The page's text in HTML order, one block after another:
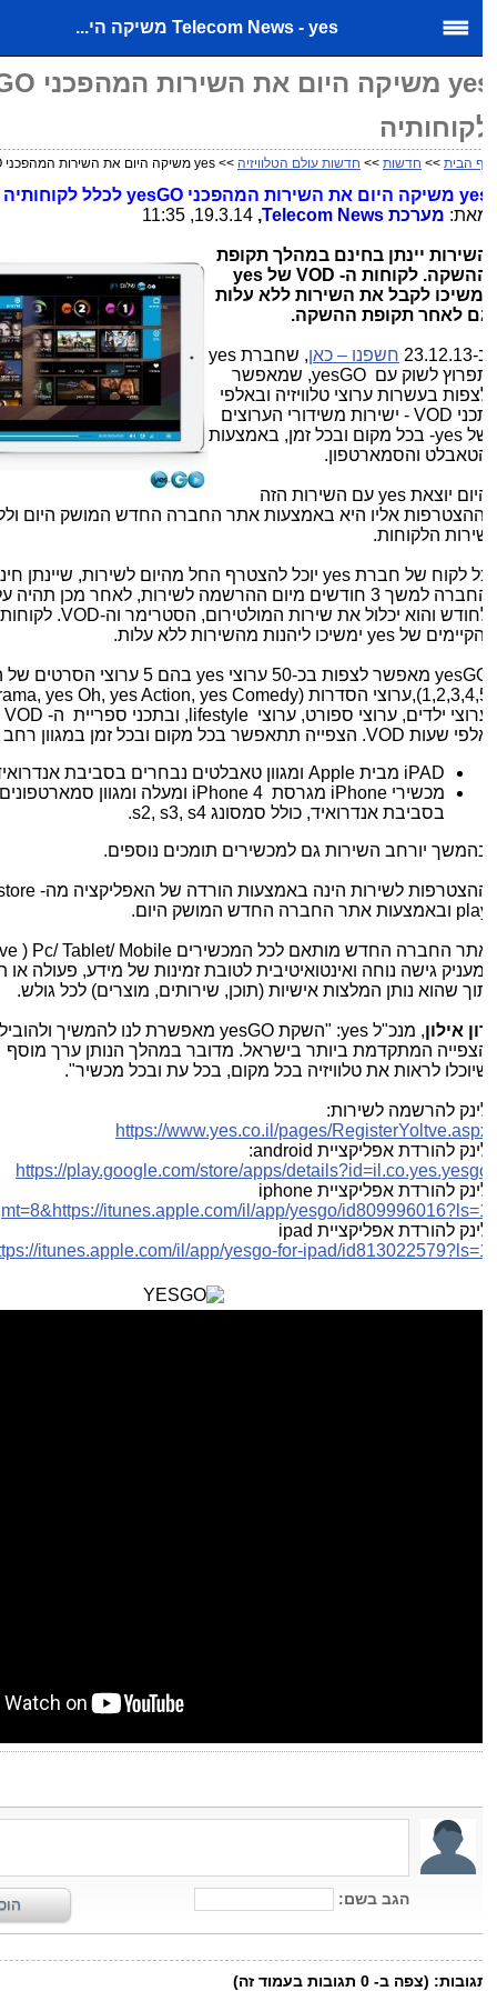
Telecom News - yes משיקה הי...
הבית>>חדשות>>חדשות עולם הטלוויזיה>> yes משיקה היום את השירות המהפכני yesGO לכלל לקוחותיה
משיקה היום את השירות המהפכניyesGOלכלל לקוחותיה
מערכתTelecom News
,
19.3.14, 11:35
יינתן בחינם במהלך תקופת
לקוחות ה-VODשלyes
לקבל את השירות ללא עלות
לאחר תקופת ההשקה.
חשפנו – כאן, שחברתyes
לשוק עםyesGO, שמאפשר
בעשרות ערוצי טלוויזיה ובאלפי
VOD- ישירות משידורי הערוצים
yes- בכל מקום ובכל זמן, באמצעות
והסמארטפון.
יוצאתyesעם השירות הזה
אליו היא באמצעות אתר החברה החדש המושק היום וללא
הלקוחות.
לקוח של חברתyesיוכל להצטרף החל מהיום לשירות, שיינתן
והוא יכלול את שירות המולטירום, הסטרימר וה-VOD. לקוחות
שלyesימשיכו ליהנות מהשירות ללא עלות.
מאפשר לצפות בכ-50 ערוצי yesבהם 5 ערוצי הסרטים של החברה (
),ערוצי הסדרות (yes Oh, yes Action, yes Comedy
ילדים, ערוצי ספורט, ערוציlifestyle, ובתכני ספריית ה-VOD
שעותVOD. הצפייה תתאפשר בכל מקום ובכל זמן במגוון רחב
iPADמביתAppleומגוון טאבלטים נבחרים בסביבת אנדרואיד.
מכשיריiPhoneמגרסתiPhone 4ומעלה ומגוון סמארטפונים
בסביבת אנדרואיד, כולל סמסונגs2, s3, s4
.
יורחב השירות גם למכשירים תומכים נוספים.
לשירות הינה באמצעות הורדה של האפליקציה מה-
ובאמצעות אתר החברה החדש המושק היום.
החברה החדש מותאם לכל המכשיריםPc/ Tablet/ Mobile
(
גישה נוחה ואינטואיטיבית לטובת זמינות של מידע, פעולה או
שהוא נותן המלצות אישיות (תוכן, שירותים, מוצרים) לכל גולש.
אילון, מנכ"לyes: "השקתyesGOמאפשרת לנו להמשיך ולהוביל
המתקדמת ביותר בישראל. מדובר במהלך הנותן ערך מוסף
לראות את טלוויזיה בכל מקום, בכל עת ובכל מכשיר".
להרשמה לשירות:
https://www.yes.co.il/pages/
להורדת אפליקצייתandroid
:
https://play.google.com/store/apps/
להורדת אפליקצייתiphone
https://itunes.apple.com/il/app/yesgo/
&
mt=8
להורדת אפליקצייתipad
https://itunes.apple.com/il/app/yesgo-for-ipad/